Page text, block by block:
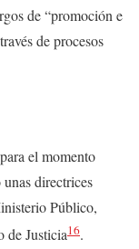
de “promoción e
de procesos
para el momento
directrices
Público,
de Justicia16.